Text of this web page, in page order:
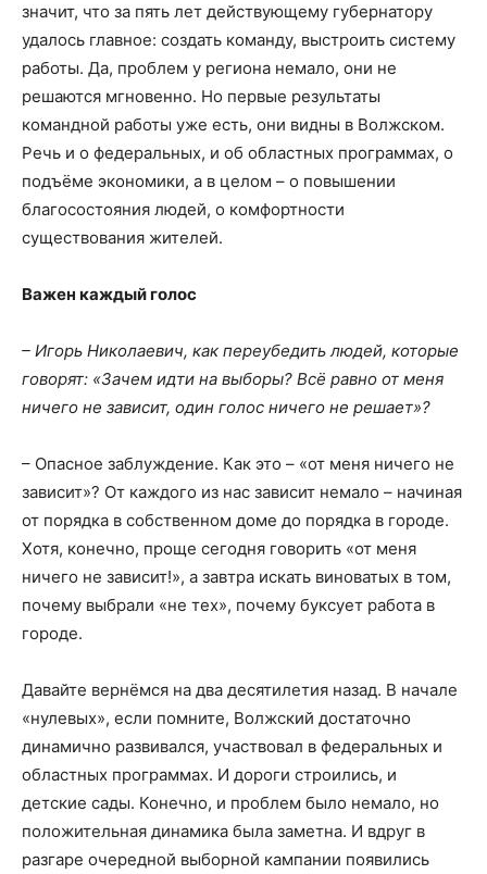
значит, что за пять лет действующему губернатору
удалось главное: создать команду, выстроить систему
работы. Да, проблем у региона немало, они не
решаются мгновенно. Но первые результаты
командной работы уже есть, они видны в Волжском.
Речь и о федеральных, и об областных программах, о
подъёме экономики, а в целом – о повышении
благосостояния людей, о комфортности
существования жителей.
Важен каждый голос
– Игорь Николаевич, как переубедить людей, которые
говорят: «Зачем идти на выборы? Всё равно от меня
ничего не зависит, один голос ничего не решает»?
– Опасное заблуждение. Как это – «от меня ничего не
зависит»? От каждого из нас зависит немало – начиная
от порядка в собственном доме до порядка в городе.
Хотя, конечно, проще сегодня говорить «от меня
ничего не зависит!», а завтра искать виноватых в том,
почему выбрали «не тех», почему буксует работа в
городе.
Давайте вернёмся на два десятилетия назад. В начале
«нулевых», если помните, Волжский достаточно
динамично развивался, участвовал в федеральных и
областных программах. И дороги строились, и
детские сады. Конечно, и проблем было немало, но
положительная динамика была заметна. И вдруг в
разгаре очередной выборной кампании появились